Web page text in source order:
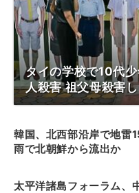
タイの学校で10代
人殺害 祖父母殺害
韓国、北西部沿岸で地雷
雨で北朝鮮から流出か
太平洋諸島フォーラム、